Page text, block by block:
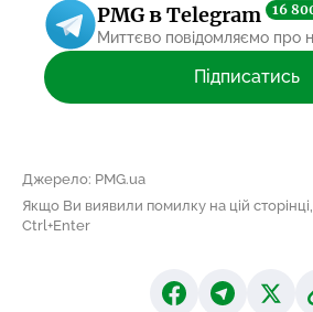
PMG в Telegram 16
Миттєво повідомляємо про
Підписатись
Джерело: PMG.ua
Якщо Ви виявили помилку на цій сторінці,
Ctrl+Enter